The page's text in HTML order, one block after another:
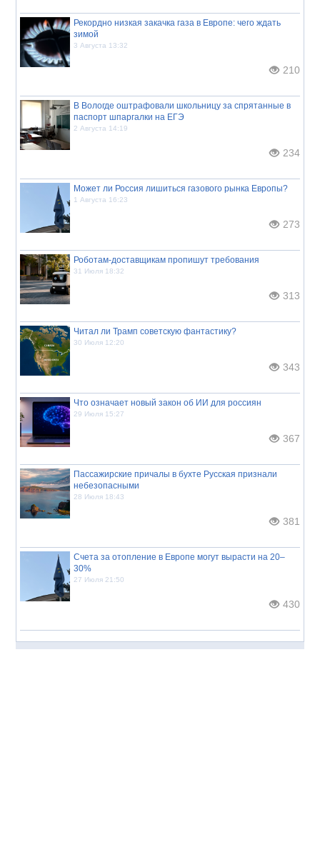
Рекордно низкая закачка газа в Европе: чего ждать
зимой
3 Августа 13:32
210
В Вологде оштрафовали школьницу за спрятанные в
паспорт шпаргалки на ЕГЭ
2 Августа 14:19
234
Может ли Россия лишиться газового рынка Европы?
1 Августа 16:23
273
Роботам-доставщикам пропишут требования
31 Июля 18:32
313
Читал ли Трамп советскую фантастику?
30 Июля 12:20
343
Что означает новый закон об ИИ для россиян
29 Июля 15:27
367
Пассажирские причалы в бухте Русская признали
небезопасными
28 Июля 18:43
381
Счета за отопление в Европе могут вырасти на 20–
30%
27 Июля 21:50
430